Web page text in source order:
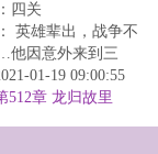
四关
英雄辈出，战争不
因意外来到三
为他的出现，三国
不同于历史的走
01-19 09:00:55
512章 龙归故里